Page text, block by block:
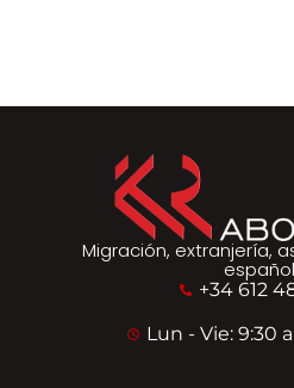
Migración, extranjería,
+34 612
Lun - Vie: 9:30